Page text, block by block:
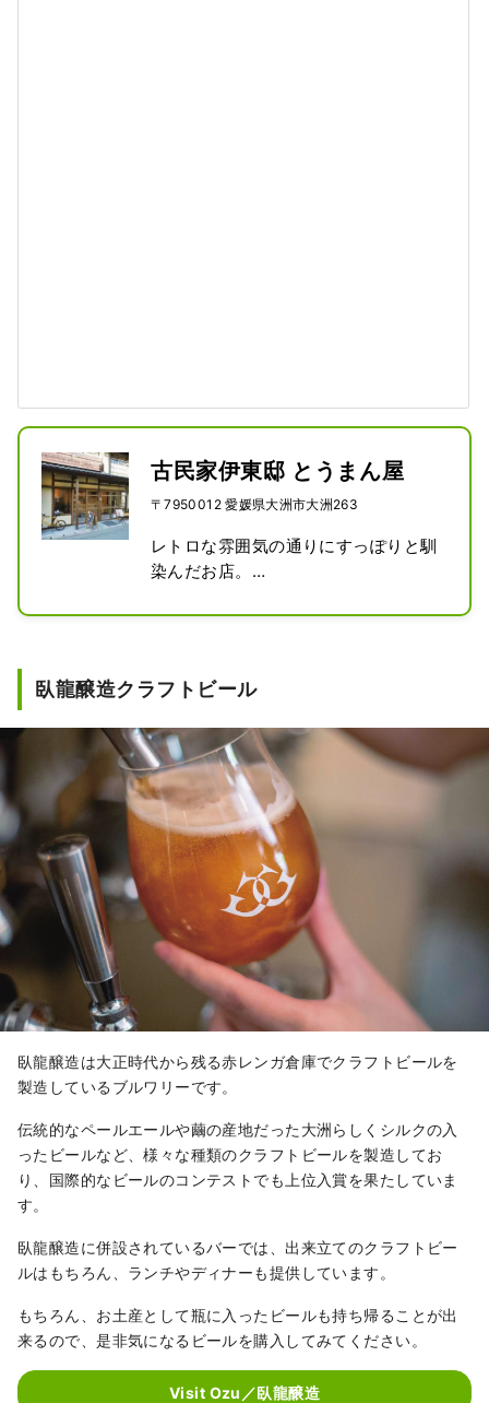
古民家伊東邸 とうまん屋
〒7950012 愛媛県大洲市大洲263
レトロな雰囲気の通りにすっぽりと馴
染んだお店。
で親しまれているお菓子「とうまん」
と書かれています。
また夏場は地元の甘酒などを利用した
かき氷も有名で、大変人気です。
臥龍醸造クラフトビール
臥龍醸造は大正時代から残る赤レンガ倉庫でクラフトビールを
製造しているブルワリーです。
伝統的なペールエールや繭の産地だった大洲らしくシルクの入
ったビールなど、様々な種類のクラフトビールを製造してお
り、国際的なビールのコンテストでも上位入賞を果たしていま
す。
臥龍醸造に併設されているバーでは、出来立てのクラフトビー
ルはもちろん、ランチやディナーも提供しています。
もちろん、お土産として瓶に入ったビールも持ち帰ることが出
来るので、是非気になるビールを購入してみてください。
Visit Ozu／臥龍醸造